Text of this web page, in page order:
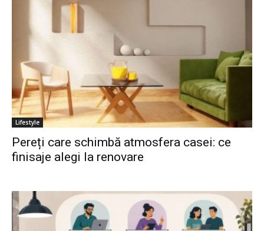
Lifestyle
Pereți care schimbă atmosfera casei: ce
finisaje alegi la renovare